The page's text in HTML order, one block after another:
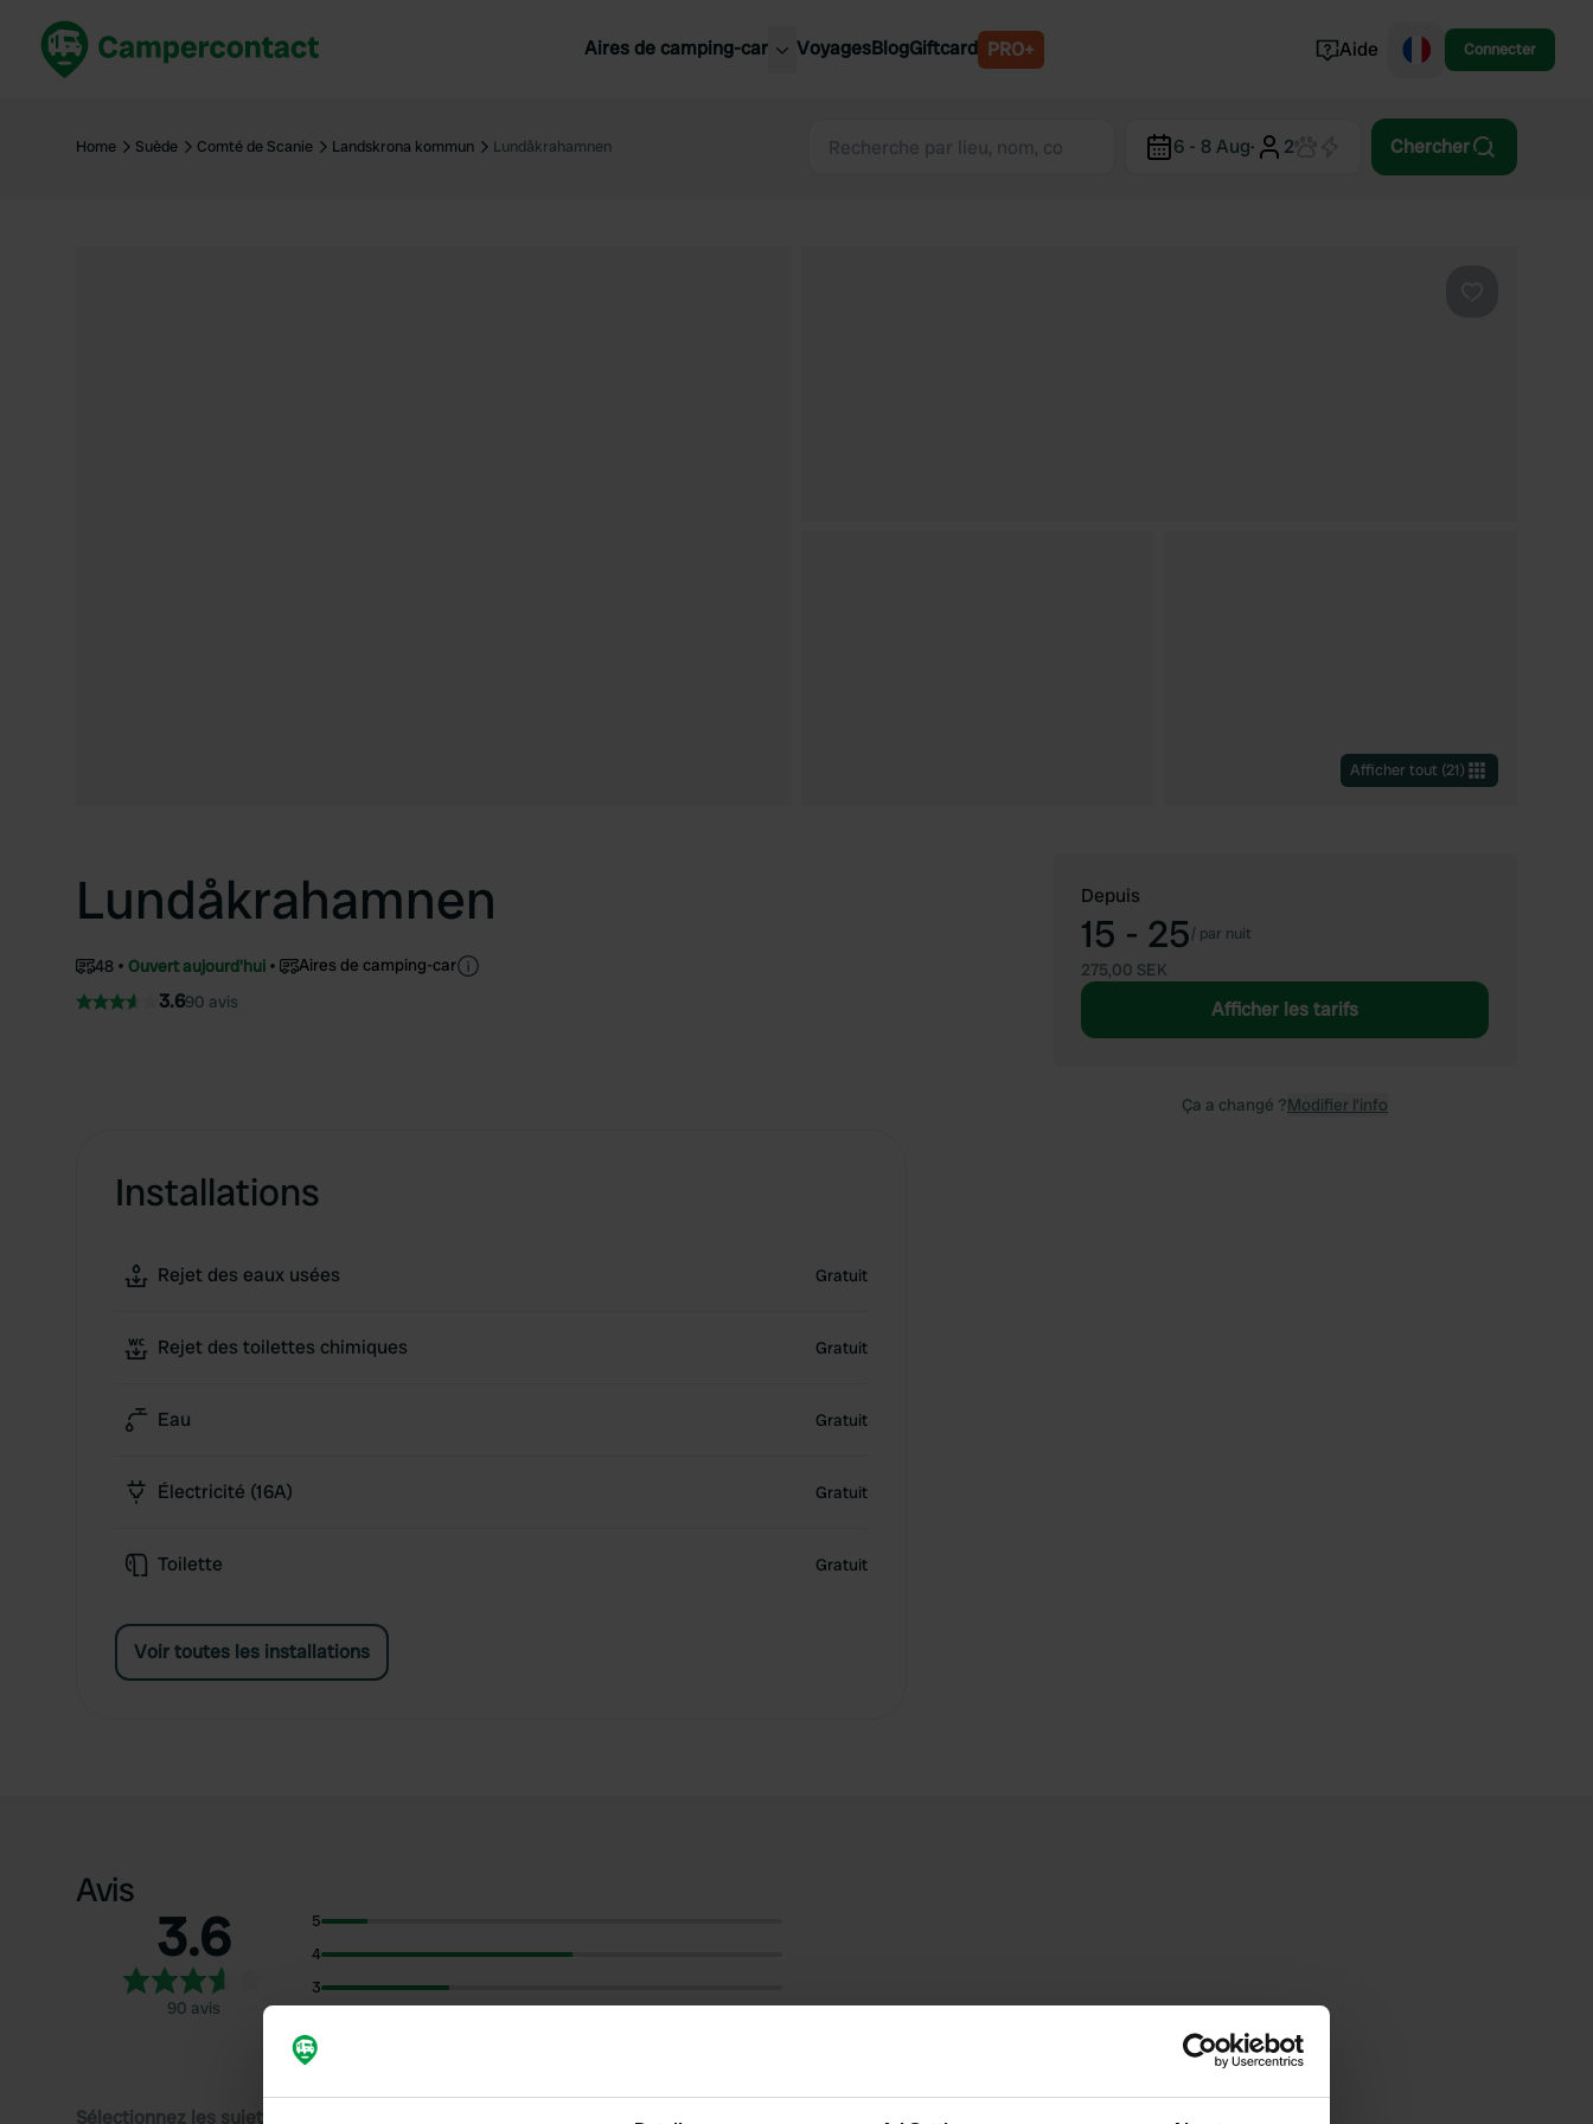
Aires de camping-car
France
France
Slovénie
VoyagesBlogGiftcard PRO+ Aide Connecter
Home Suède Comté de Scanie Landskrona kommun Lundåkrahamnen 6 - 8 Aug· 2 Chercher
Afficher tout (21)
Lundåkrahamnen
48 Ouvert aujourd'hui Aires de camping-car
3.690 avis
Installations
Rejet des eaux usées Gratuit
Rejet des toilettes chimiques Gratuit
Eau Gratuit
Électricité (16A) Gratuit
Toilette Gratuit
Voir toutes les installations
Depuis
15 - 25/ par nuit
275,00 SEK
Afficher les tarifs
Ça a changé ?Modifier l’info
Avis
3.6
90 avis
5
4
3
1
Sélectionnez les sujets pour lire les critiques :